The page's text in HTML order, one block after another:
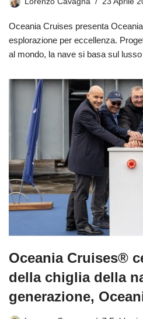
Oceania Cruises presenta
esplorazione per eccellenza.
al mondo, la nave si basa sul
Oceania Cruises®
della chiglia della
generazione,